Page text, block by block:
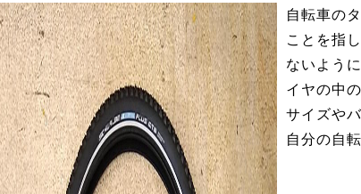
自転車の
ことを指
ないよう
イヤの中
サイズや
自分の自